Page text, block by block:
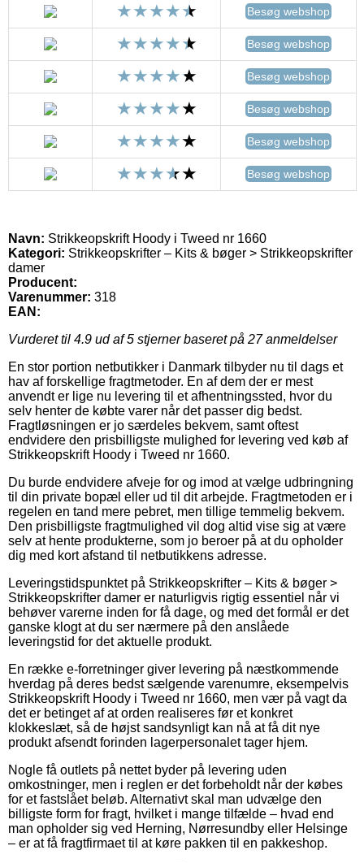
Besøg webshop
Besøg webshop
Besøg webshop
Besøg webshop
Besøg webshop
Besøg webshop
Navn: Strikkeopskrift Hoody i Tweed nr 1660
Kategori: Strikkeopskrifter – Kits & bøger > Strikkeopskrifter
damer
Producent:
Varenummer: 318
EAN:
Vurderet til 4.9 ud af 5 stjerner baseret på 27anmeldelser
En stor portion netbutikker i Danmark tilbyder nu til dags et
hav af forskellige fragtmetoder. En af dem der er mest
anvendt er lige nu levering til et afhentningssted, hvor du
selv henter de købte varer når det passer dig bedst.
Fragtløsningen er jo særdeles bekvem, samt oftest
endvidere den prisbilligste mulighed for levering ved køb af
Strikkeopskrift Hoody i Tweed nr 1660.
Du burde endvidere afveje for og imod at vælge udbringning
til din private bopæl eller ud til dit arbejde. Fragtmetoden er i
regelen en tand mere pebret, men tillige temmelig bekvem.
Den prisbilligste fragtmulighed vil dog altid vise sig at være
selv at hente produkterne, som jo beroer på at du opholder
dig med kort afstand til netbutikkens adresse.
Leveringstidspunktet på Strikkeopskrifter – Kits & bøger >
Strikkeopskrifter damer er naturligvis rigtig essentiel når vi
behøver varerne inden for få dage, og med det formål er det
ganske klogt at du ser nærmere på den anslåede
leveringstid for det aktuelle produkt.
En række e-forretninger giver levering på næstkommende
hverdag på deres bedst sælgende varenumre, eksempelvis
Strikkeopskrift Hoody i Tweed nr 1660, men vær på vagt da
det er betinget af at orden realiseres før et konkret
klokkeslæt, så de højst sandsynligt kan nå at få dit nye
produkt afsendt forinden lagerpersonalet tager hjem.
Nogle få outlets på nettet byder på levering uden
omkostninger, men i reglen er det forbeholdt når der købes
for et fastslået beløb. Alternativt skal man udvælge den
billigste form for fragt, hvilket i mange tilfælde – hvad end
man opholder sig ved Herning, Nørresundby eller Helsinge
– er at få fragtfirmaet til at køre pakken til en pakkeshop.